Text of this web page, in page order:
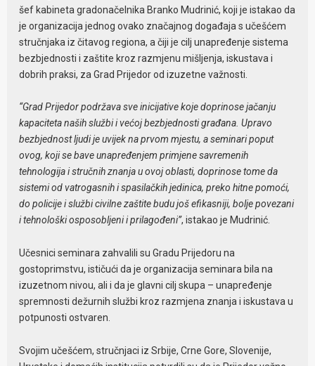
šef kabineta gradonačelnika Branko Mudrinić, koji je istakao da
je organizacija jednog ovako značajnog događaja s učešćem
stručnjaka iz čitavog regiona, a čiji je cilj unapređenje sistema
bezbjednosti i zaštite kroz razmjenu mišljenja, iskustava i
dobrih praksi, za Grad Prijedor od izuzetne važnosti.
“Grad Prijedor podržava sve inicijative koje doprinose jačanju
kapaciteta naših službi i većoj bezbjednosti građana. Upravo
bezbjednost ljudi je uvijek na prvom mjestu, a seminari poput
ovog, koji se bave unapređenjem primjene savremenih
tehnologija i stručnih znanja u ovoj oblasti, doprinose tome da
sistemi od vatrogasnih i spasilačkih jedinica, preko hitne pomoći,
do policije i službi civilne zaštite budu još efikasniji, bolje povezani
i tehnološki osposobljeni i prilagođeni”, istakao je Mudrinić.
Učesnici seminara zahvalili su Gradu Prijedoru na
gostoprimstvu, ističući da je organizacija seminara bila na
izuzetnom nivou, ali i da je glavni cilj skupa – unapređenje
spremnosti dežurnih službi kroz razmjena znanja i iskustava u
potpunosti ostvaren.
Svojim učešćem, stručnjaci iz Srbije, Crne Gore, Slovenije,